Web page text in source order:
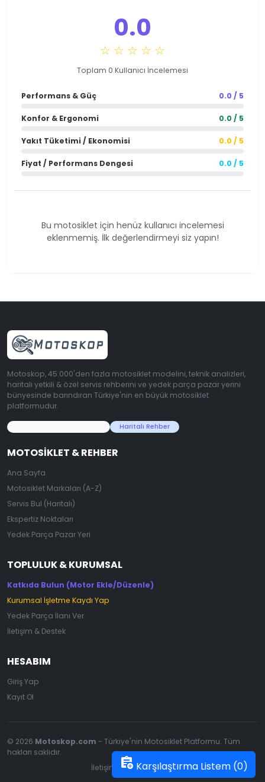
0.0
☆ ☆ ☆ ☆ ☆
Toplam 0 Kullanıcı İncelemesi
Performans & Güç 0.0 / 5
Konfor & Ergonomi 0.0 / 5
Yakıt Tüketimi / Ekonomisi 0.0 / 5
Fiyat / Performans Dengesi 0.0 / 5
Bu motosiklet için henüz kullanıcı incelemesi
eklenmemiş. İlk değerlendirmeyi siz yapın!
assignment_add Karşılaştırma Listem (0)
Motoskop, 45.000'den fazla motosiklet modelini, teknik analizleri,
haritalı yetkili & özel servis rehberini ve yedek parça pazar yerini
bünyesinde barındıran Türkiye'nin en büyük motosiklet
platformudur.
Haritalı Rehber
MOTOSIKLET & REHBER
Ana Sayfa
Motosiklet Markaları (A-Z)
Servis Bul (Haritalı)
Ekspertiz Noktaları
Yedek Parça Pazar Yeri
TOPLULUK & KURUMSAL
Katkıda Bulun (Motor Ekle/Düzenle)
Kurumsal İşletme Kaydı Yap
Yedek Parça İlanı Ver
İletişim & Destek
HESABIM
Giriş Yap
Kayıt Ol
© 2026 Motoskop.com - Türkiye'nin Motosiklet Platformu. Tüm
hakları saklıdır.
İletişim
Gizlilik Politikası